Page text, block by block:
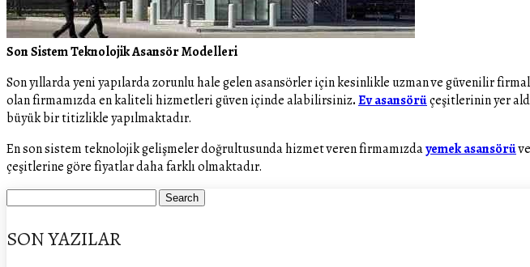
Son Sistem Teknolojik Asansör Modelleri
Son yıllarda yeni yapılarda zorunlu hale gelen asansörler için kesinlikle uzman ve güvenilir
olan firmamızda en kaliteli hizmetleri güven içinde alabilirsiniz.Ev asansörüçeşitlerinin yer
büyük bir titizlikle yapılmaktadır.
En son sistem teknolojik gelişmeler doğrultusunda hizmet veren firmamızdayemek asansörü
çeşitlerine göre fiyatlar daha farklı olmaktadır.
SON YAZILAR